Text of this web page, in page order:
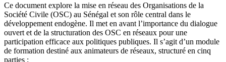
Ce document explore la mise en réseau des Organisations de la
Société Civile (OSC) au Sénégal et son rôle central dans le
développement endogène. Il met en avant l’importance du dialogue
ouvert et de la structuration des OSC en réseaux pour une
participation efficace aux politiques publiques. Il s’agit d’un module
de formation destiné aux animateurs de réseaux, structuré en cinq
parties :